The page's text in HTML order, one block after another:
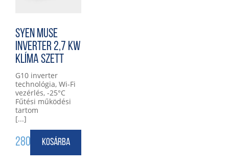
SYEN MUSE
INVERTER 2,7 KW
KLÍMA SZETT
G10 inverter
technológia, Wi-Fi
vezérlés, -25°C
Fűtési működési
tartom
[...]
280 000Ft
Kosárba